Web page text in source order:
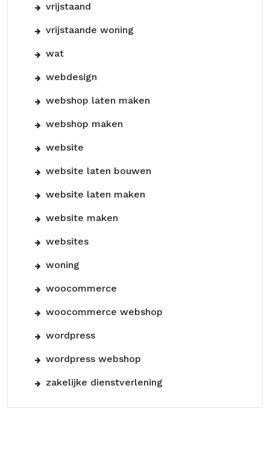
vrijstaand
vrijstaande woning
wat
webdesign
webshop laten maken
webshop maken
website
website laten bouwen
website laten maken
website maken
websites
woning
woocommerce
woocommerce webshop
wordpress
wordpress webshop
zakelijke dienstverlening